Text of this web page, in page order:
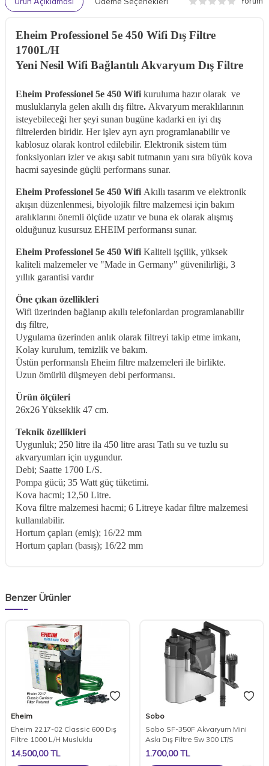
Eheim Professionel 5e 450 Wifi Dış Filtre
1700L/H
Yeni Nesil Wifi Bağlantılı Akvaryum Dış Filtre
Eheim Professionel 5e 450 Wifi kuruluma hazır olarak ve
musluklarıyla gelen akıllı dış filtre. Akvaryum meraklılarının
isteyebileceği her şeyi sunan bugüne kadarki en iyi dış
filtrelerden biridir. Her işlev ayrı ayrı programlanabilir ve
kablosuz olarak kontrol edilebilir. Elektronik sistem tüm
fonksiyonları izler ve akışı sabit tutmanın yanı sıra büyük kova
hacmi sayesinde güçlü performans sunar.
Eheim Professionel 5e 450 Wifi Akıllı tasarım ve elektronik
akışın düzenlenmesi, biyolojik filtre malzemesi için bakım
aralıklarını önemli ölçüde uzatır ve buna ek olarak alışmış
olduğunuz kusursuz EHEIM performansı sunar.
Eheim Professionel 5e 450 Wifi Kaliteli işçilik, yüksek
kaliteli malzemeler ve "Made in Germany" güvenilirliği, 3
yıllık garantisi vardır
Öne çıkan özellikleri
Wifi üzerinden bağlanıp akıllı telefonlardan programlanabilir
dış filtre,
Uygulama üzerinden anlık olarak filtreyi takip etme imkanı,
Kolay kurulum, temizlik ve bakım.
Üstün performanslı Eheim filtre malzemeleri ile birlikte.
Uzun ömürlü düşmeyen debi performansı.
Ürün ölçüleri
26x26 Yükseklik 47 cm.
Teknik özellikleri
Uygunluk; 250 litre ila 450 litre arası Tatlı su ve tuzlu su
akvaryumları için uygundur.
Debi; Saatte 1700 L/S.
Pompa gücü; 35 Watt güç tüketimi.
Kova hacmi; 12,50 Litre.
Kova filtre malzemesi hacmi; 6 Litreye kadar filtre malzemesi
kullanılabilir.
Hortum çapları (emiş); 16/22 mm
Hortum çapları (basış); 16/22 mm
Benzer Ürünler
Eheim
Eheim 2217-02 Classic 600 Dış
Filtre 1000 L/H Musluklu
14.500,00TL
Sobo
Sobo SF-350F Akvaryum Mini
Askı Dış Filtre 5w 300 LT/S
1.700,00TL